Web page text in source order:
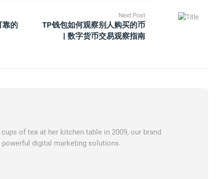
靠的
Next Post
TP钱包如何观察别人购买的币
| 数字货币交易观察指南
of tea at her kitchen table in 2009, our brand
digital marketing solutions.